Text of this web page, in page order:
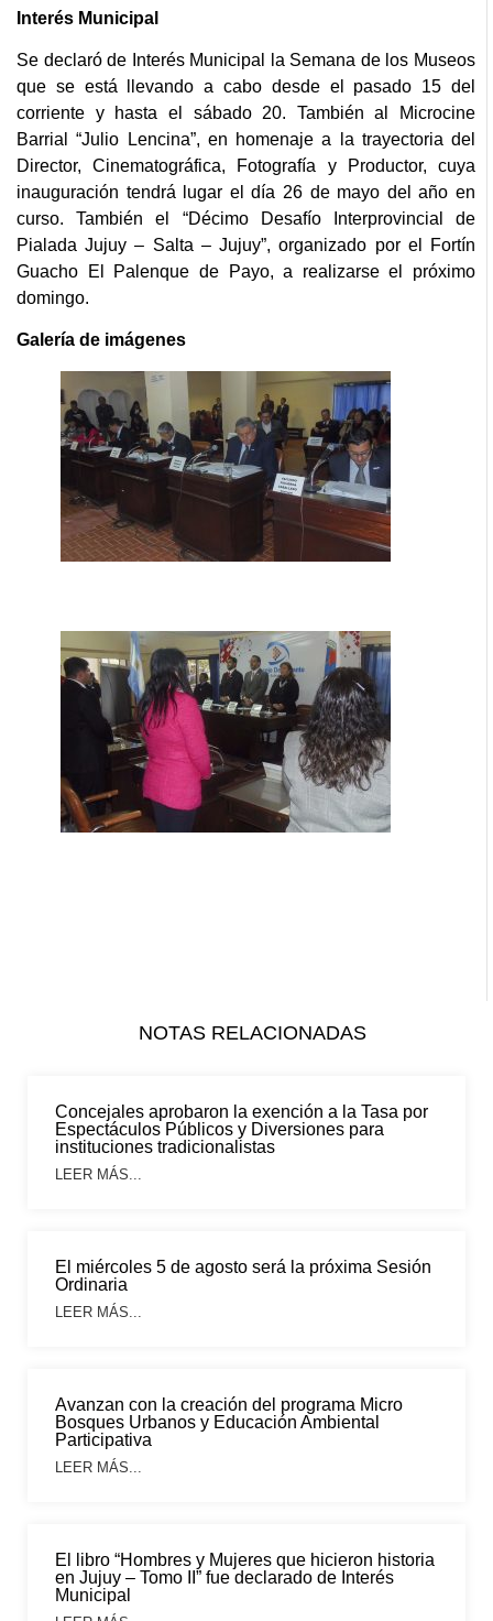
Interés Municipal
Se declaró de Interés Municipal la Semana de los Museos
que se está llevando a cabo desde el pasado 15 del
corriente y hasta el sábado 20. También al Microcine
Barrial “Julio Lencina”, en homenaje a la trayectoria del
Director, Cinematográfica, Fotografía y Productor, cuya
inauguración tendrá lugar el día 26 de mayo del año en
curso. También el “Décimo Desafío Interprovincial de
Pialada Jujuy – Salta – Jujuy”, organizado por el Fortín
Guacho El Palenque de Payo, a realizarse el próximo
domingo.
Galería de imágenes
NOTAS RELACIONADAS
Concejales aprobaron la exención a la Tasa por
Espectáculos Públicos y Diversiones para
instituciones tradicionalistas
LEER MÁS...
El miércoles 5 de agosto será la próxima Sesión
Ordinaria
LEER MÁS...
Avanzan con la creación del programa Micro
Bosques Urbanos y Educación Ambiental
Participativa
LEER MÁS...
El libro “Hombres y Mujeres que hicieron historia
en Jujuy – Tomo II” fue declarado de Interés
Municipal